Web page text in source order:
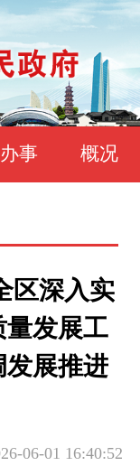
办事 概况
区深入实
量发展工
发展推进
06-01 16:40:52